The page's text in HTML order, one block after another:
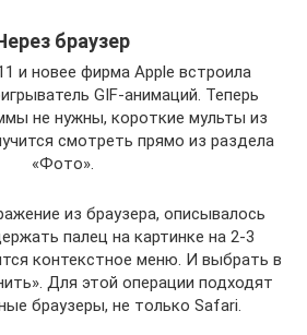
браузер
и новее фирма Apple встроила
GIF-анимаций. Теперь
не нужны, короткие мульты из
смотреть прямо из раздела
«Фото».
из браузера, описывалось
палец на картинке на 2-3
контекстное меню. И выбрать в
Для этой операции подходят
браузеры, не только Safari.